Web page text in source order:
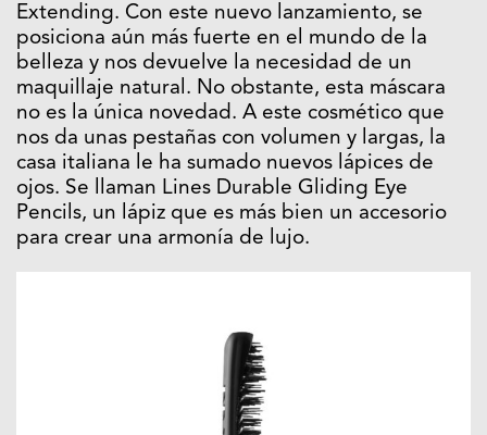
Extending. Con este nuevo lanzamiento, se
posiciona aún más fuerte en el mundo de la
belleza y nos devuelve la necesidad de un
maquillaje natural. No obstante, esta máscara
no es la única novedad. A este cosmético que
nos da unas pestañas con volumen y largas, la
casa italiana le ha sumado nuevos lápices de
ojos. Se llaman Lines Durable Gliding Eye
Pencils, un lápiz que es más bien un accesorio
para crear una armonía de lujo.